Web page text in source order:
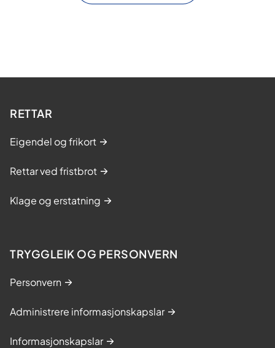
RETTAR
Eigendel og frikort
Rettar ved fristbrot
Klage og erstatning
TRYGGLEIK OG PERSONVERN
Personvern
Administrere informasjonskapslar
Informasjonskapslar